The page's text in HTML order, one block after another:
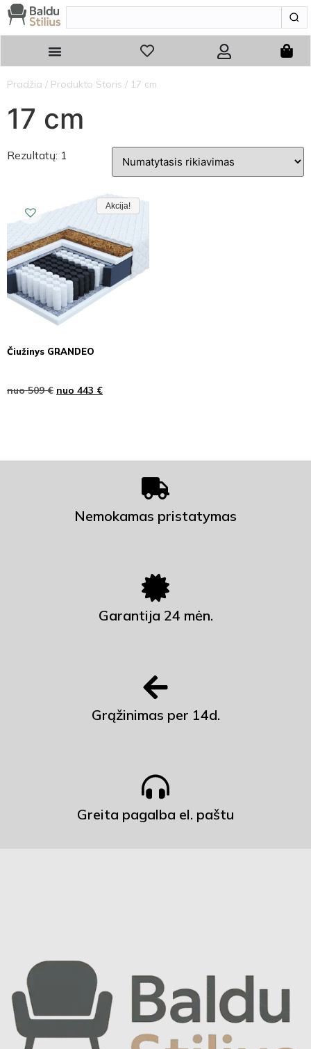
Pradžia / Produkto Storis / 17 cm
17 cm
Rezultatų: 1
Akcija!
Akcija
Akcija!
Čiužinys GRANDEO
nuo509€ nuo 443 €
Nemokamas pristatymas
Garantija 24 mėn.
Grąžinimas per 14d.
Greita pagalba el. paštu